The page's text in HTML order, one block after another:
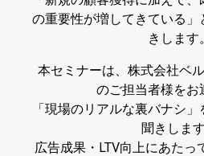
の重要性が増してきている」
きします。
本セミナーは、株式会社ベ
のご担当者様をお
「現場のリアルな裏バナシ
聞きします
広告成果・LTV向上にあたっ